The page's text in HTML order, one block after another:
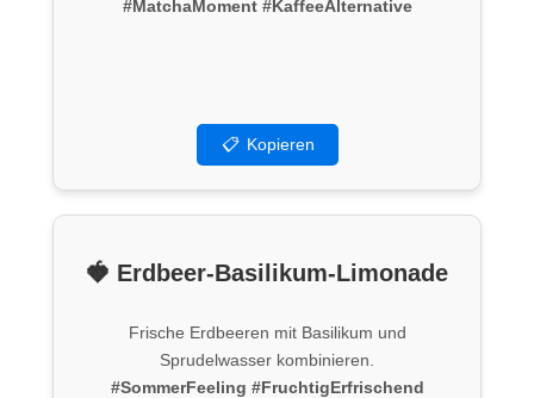
#MatchaMoment #KaffeeAlternative
📋 Kopieren
🍓 Erdbeer-Basilikum-Limonade
Frische Erdbeeren mit Basilikum und
Sprudelwasser kombinieren.
#SommerFeeling #FruchtigErfrischend